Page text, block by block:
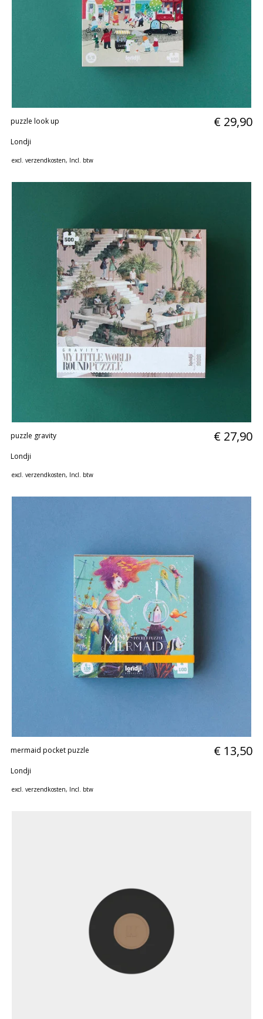
puzzle look up
Londji
€ 29,90
excl. verzendkosten, Incl. btw
puzzle gravity
Londji
€ 27,90
excl. verzendkosten, Incl. btw
mermaid pocket puzzle
Londji
€ 13,50
excl. verzendkosten, Incl. btw